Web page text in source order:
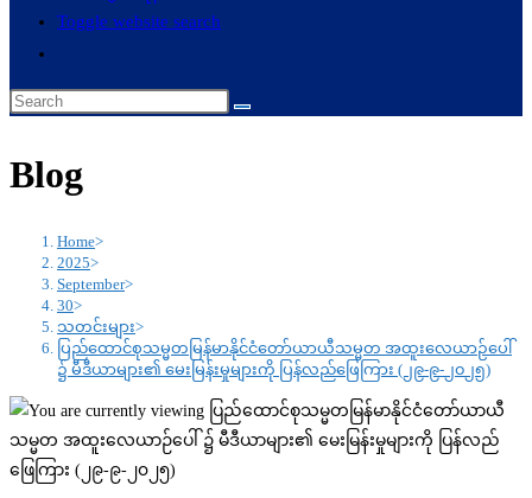
Toggle website search
Blog
Home>
2025>
September>
30>
သတင်းများ>
ပြည်ထောင်စုသမ္မတမြန်မာနိုင်ငံတော်ယာယီသမ္မတ အထူးလေယာဉ်ပေါ်
၌ မီဒီယာများ၏ မေးမြန်းမှုများကို ပြန်လည်ဖြေကြား (၂၉-၉-၂၀၂၅)